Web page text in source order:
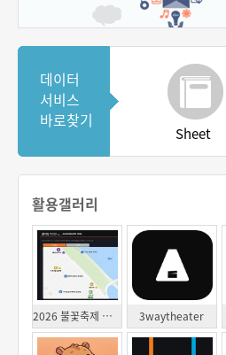
데이터
서비스
바로찾기
Sheet
활용갤러리
2026 불꽃축제 행사 종료 후 귀가 상황 모니터링 3waytheater